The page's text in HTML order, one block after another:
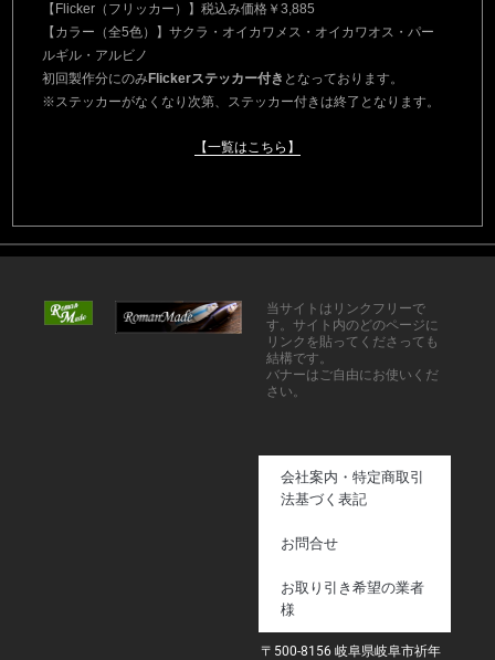
【Flicker（フリッカー）】税込み価格￥3,885
【カラー（全5色）】サクラ・オイカワメス・オイカワオス・パー
ルギル・アルビノ
初回製作分にのみFlickerステッカー付き となっております。
※ステッカーがなくなり次第、ステッカー付きは終了となります。
【一覧はこちら】
当サイトはリンクフリーで
す。サイト内のどのページに
リンクを貼ってくださっても
結構です。
バナーはご自由にお使いくだ
さい。
会社案内・特定商取引
法基づく表記
お問合せ
お取り引き希望の業者
様
〒500-8156 岐阜県岐阜市祈年